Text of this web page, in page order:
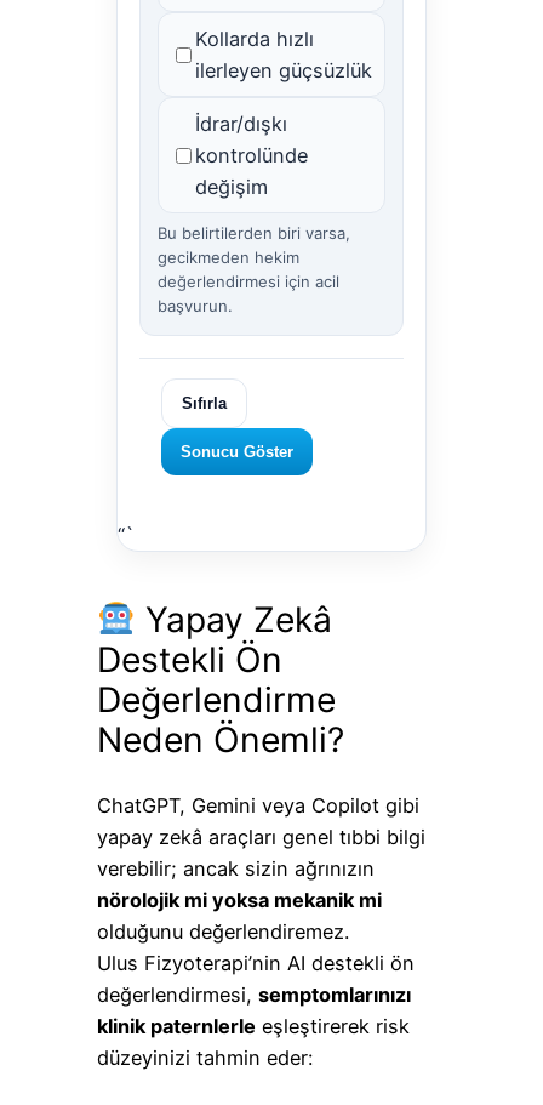
Kollarda hızlı
ilerleyen güçsüzlük
İdrar/dışkı
kontrolünde
değişim
Bu belirtilerden biri varsa,
gecikmeden hekim
değerlendirmesi için acil
başvurun.
Sıfırla
Sonucu Göster
“`
Yapay Zekâ
Destekli Ön
Değerlendirme
Neden Önemli?
ChatGPT, Gemini veya Copilot gibi
yapay zekâ araçları genel tıbbi bilgi
verebilir; ancak sizin ağrınızın
nörolojik mi yoksa mekanik mi
olduğunu değerlendiremez.
Ulus Fizyoterapi’nin AI destekli ön
değerlendirmesi, semptomlarınızı
klinik paternlerle eşleştirerek risk
düzeyinizi tahmin eder: